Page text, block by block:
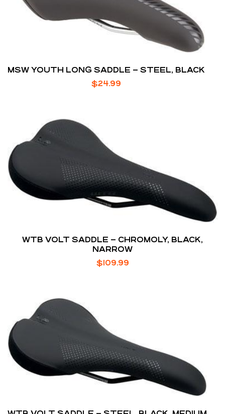
MSW YOUTH LONG SADDLE – STEEL, BLACK
$24.99
WTB VOLT SADDLE – CHROMOLY, BLACK,
NARROW
$109.99